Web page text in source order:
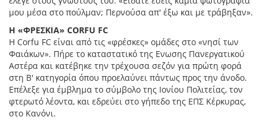
μου μέσα στο πούλμαν; Περνούσα απ' έξω και με τράβηξαν».
Η «ΦΡΕΣΚΙΑ» CORFU FC
Η Corfu FC είναι από τις «φρέσκες» ομάδες στο «νησί των
Φαιάκων». Πήρε το καταστατικό της Ενωσης Πανεργατικού
Αστέρα και κατέβηκε την τρέχουσα σεζόν για πρώτη φορά
στη Β' κατηγορία όπου προελαύνει πάντως προς την άνοδο.
Επέλεξε για έμβλημα το σύμβολο της Ιονίου Πολιτείας, τον
φτερωτό λέοντα, και εδρεύει στο γήπεδο της ΕΠΣ Κέρκυρας,
στο Κανόνι.